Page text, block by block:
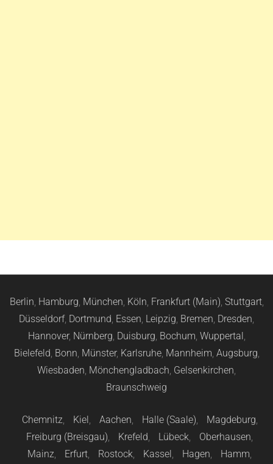
Berlin, Hamburg, München, Köln, Frankfurt (Main), Stuttgart,
Düsseldorf, Dortmund, Essen, Leipzig, Bremen, Dresden,
Hannover, Nürnberg, Duisburg, Bochum, Wuppertal,
Bielefeld, Bonn, Münster, Karlsruhe, Mannheim, Augsburg,
Wiesbaden, Mönchengladbach, Gelsenkirchen,
Braunschweig
Chemnitz, Kiel, Aachen, Halle (Saale), Magdeburg,
Freiburg (Breisgau), Krefeld, Lübeck, Oberhausen,
Mainz, Erfurt, Rostock, Kassel, Hagen, Hamm,